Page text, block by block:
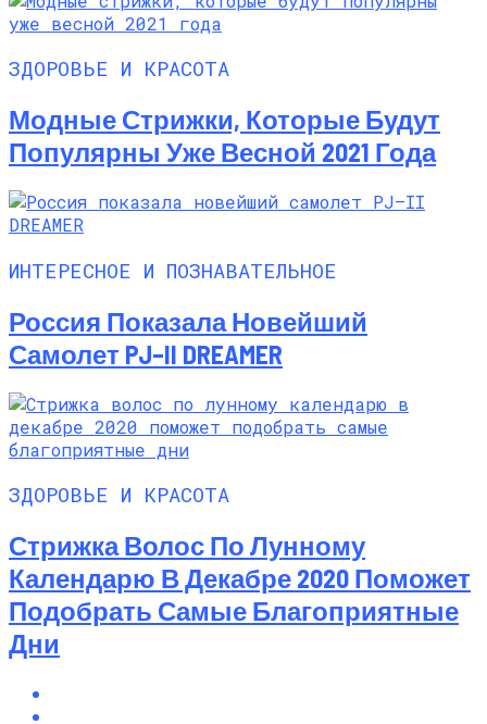
ЗДОРОВЬЕ И КРАСОТА
Модные Стрижки, Которые Будут
Популярны Уже Весной 2021 Года
ИНТЕРЕСНОЕ И ПОЗНАВАТЕЛЬНОЕ
Россия Показала Новейший
Самолет PJ–II DREAMER
ЗДОРОВЬЕ И КРАСОТА
Стрижка Волос По Лунному
Календарю В Декабре 2020 Поможет
Подобрать Самые Благоприятные
Дни